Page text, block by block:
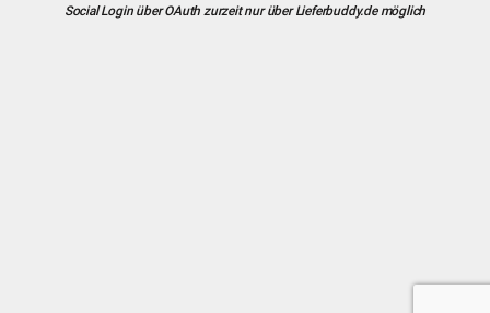
Social Login über OAuth zurzeit nur über Lieferbuddy.de möglich